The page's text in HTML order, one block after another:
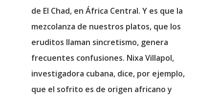
de El Chad, en África Central. Y es que la
mezcolanza de nuestros platos, que los
eruditos llaman sincretismo, genera
frecuentes confusiones. Nixa Villapol,
investigadora cubana, dice, por ejemplo,
que el sofrito es de origen africano y